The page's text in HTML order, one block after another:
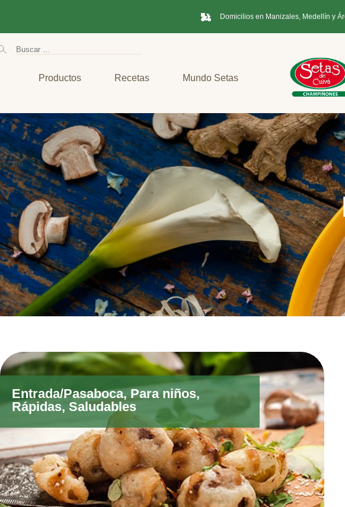
Domicilios en Manizales, Medellín y
Productos Recetas Mundo Setas
Entrada/Pasaboca, Para niños,
Rápidas, Saludables